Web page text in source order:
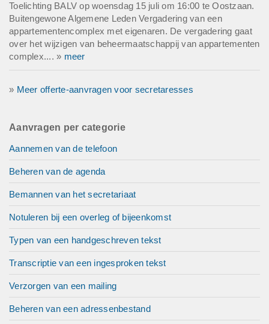
Toelichting BALV op woensdag 15 juli om 16:00 te Oostzaan.
Buitengewone Algemene Leden Vergadering van een
appartementencomplex met eigenaren. De vergadering gaat
over het wijzigen van beheermaatschappij van appartementen
complex.... » meer
» Meer offerte-aanvragen voor secretaresses
Aanvragen per categorie
Aannemen van de telefoon
Beheren van de agenda
Bemannen van het secretariaat
Notuleren bij een overleg of bijeenkomst
Typen van een handgeschreven tekst
Transcriptie van een ingesproken tekst
Verzorgen van een mailing
Beheren van een adressenbestand